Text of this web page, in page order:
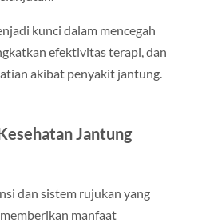
kunci dalam mencegah
efektivitas terapi, dan
akibat penyakit jantung.
Jantung
dan sistem rujukan yang
manfaat